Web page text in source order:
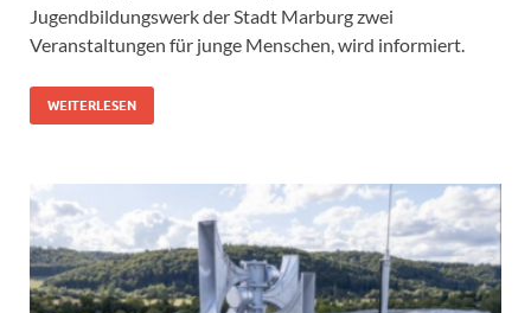
Jugendbildungswerk der Stadt Marburg zwei
Veranstaltungen für junge Menschen, wird informiert.
WEITERLESEN